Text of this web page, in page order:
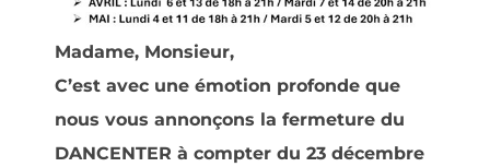
Madame, Monsieur,
C’est avec une émotion profonde que
nous vous annonçons la fermeture du
DANCENTER à compter du 23 décembre